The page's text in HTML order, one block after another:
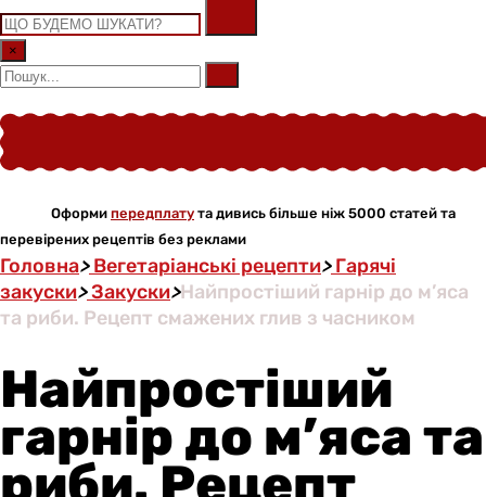
×
Оформи передплату та дивись більше ніж 5000 статей та
перевірених рецептів без реклами
Головна>Вегетаріанські рецепти>Гарячі
закуски>Закуски>Найпростіший гарнір до м’яса
та риби. Рецепт смажених глив з часником
Найпростіший
гарнір до м’яса та